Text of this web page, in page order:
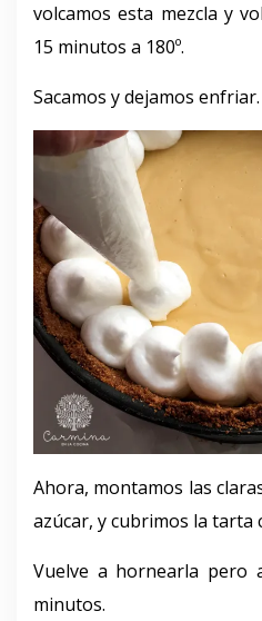
volcamos esta mezcla y
15 minutos a 180º.
Sacamos y dejamos enfriar.
Ahora, montamos las
azúcar, y cubrimos la tarta
Vuelve a hornearla pero
minutos.